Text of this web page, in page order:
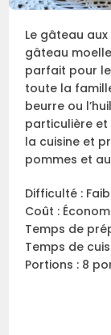
Le gâteau
gâteau
parfait pour
toute la
beurre ou
particulière et
la cuisine et
pommes et
Difficulté :
Coût :
Temps de
Temps de
Portions : 8